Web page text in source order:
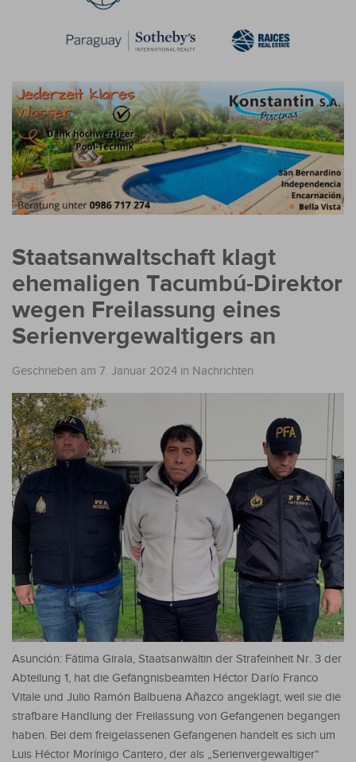
Staatsanwaltschaft klagt
ehemaligen Tacumbú-Direktor
wegen Freilassung eines
Serienvergewaltigers an
Geschrieben am 7. Januar 2024 in Nachrichten
Asunción: Fátima Girala, Staatsanwältin der Strafeinheit Nr. 3 der
Abteilung 1, hat die Gefängnisbeamten Héctor Darío Franco
Vitale und Julio Ramón Balbuena Añazco angeklagt, weil sie die
strafbare Handlung der Freilassung von Gefangenen begangen
haben. Bei dem freigelassenen Gefangenen handelt es sich um
Luis Héctor Morínigo Cantero, der als „Serienvergewaltiger“